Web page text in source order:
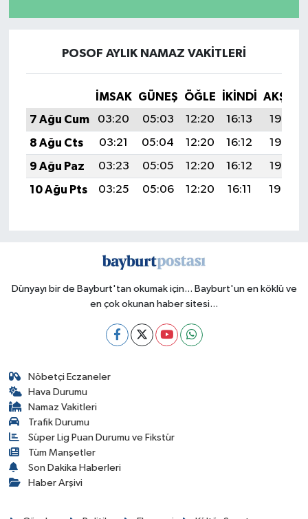
POSOF AYLIK NAMAZ VAKITLERI
İMSAK GÜNEŞ ÖĞLE İKINDI
AKŞAM
7 Ağu Cum
03:20 05:03 12:20 16:13
19:27
8 Ağu Cts
03:21 05:04 12:20 16:12
19:26
9 Ağu Paz
03:23 05:05 12:20 16:12
19:25
10 Ağu Pts
03:25 05:06 12:20 16:11 19:24
Dünyayı bir de Bayburt'tan okumak için... Bayburt'un en köklü ve
en çok okunan haber sitesi...
Nöbetçi Eczaneler
Hava Durumu
Namaz Vakitleri
Trafik Durumu
Süper Lig Puan Durumu ve Fikstür
Tüm Manşetler
Son Dakika Haberleri
Haber Arşivi